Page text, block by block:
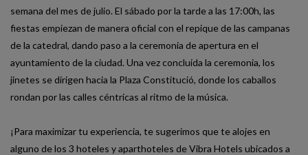
semana del mes de julio. El sábado por la tarde a las 17:00h, las
fiestas empiezan de manera oficial con el repique de las campanas
de la catedral, dando paso a la ceremonia de apertura en el
ayuntamiento de la ciudad. Una vez concluida la ceremonia, los
jinetes se dirigen hacia la Plaza Constitució, donde los caballos
rondan por las calles céntricas al ritmo de la música.
¡Para maximizar tu experiencia, te sugerimos que te alojes en
alguno de los 3 hoteles y aparthoteles de Vibra Hotels ubicados a